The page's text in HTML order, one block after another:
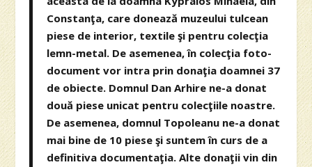
Constanţa, care donează muzeului tulcean
piese de interior, textile şi pentru colecţia
lemn-metal. De asemenea, în colecţia foto-
document vor intra prin donaţia doamnei 37
de obiecte. Domnul Dan Arhire ne-a donat
două piese unicat pentru colecţiile noastre.
De asemenea, domnul Topoleanu ne-a donat
mai bine de 10 piese şi suntem în curs de a
definitiva documentaţia. Alte donaţii vin din